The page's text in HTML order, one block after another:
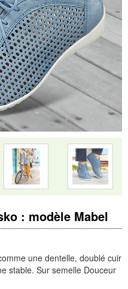
: modèle Mabel
une dentelle, doublé cuir
stable. Sur semelle Douceur
par une voûte amovible.